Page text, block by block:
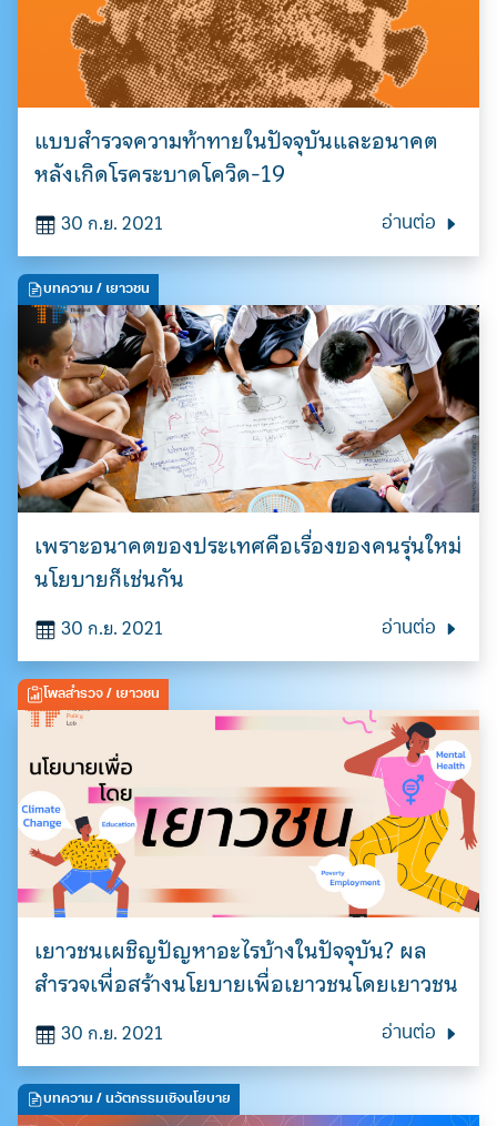
แบบสำรวจความท้าทายในปัจจุบันและอนาคต
หลังเกิดโรคระบาดโควิด-19
30 ก.ย. 2021 อ่านต่อ
บทความ / เยาวชน
เพราะอนาคตของประเทศคือเรื่องของคนรุ่นใหม่
นโยบายก็เช่นกัน
30 ก.ย. 2021 อ่านต่อ
โพลสำรวจ / เยาวชน
เยาวชนเผชิญปัญหาอะไรบ้างในปัจจุบัน? ผล
สำรวจเพื่อสร้างนโยบายเพื่อเยาวชนโดยเยาวชน
30 ก.ย. 2021 อ่านต่อ
บทความ / นวัตกรรมเชิงนโยบาย